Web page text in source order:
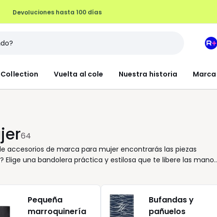
Devoluciones hasta 100 días
Collection Vuelta al cole Nuestra historia
Mi
64
accesorios de marca para mujer encontrarás las piezas
una bandolera práctica y estilosa que te libere las manos
Un bolso beige combina fácilmente con todo y te
tu look sin excesos. Explora una variedad cuidada que
un espacio en tu lista de deseos. Aprovecha nuestras
ahora con una oferta que sí merece la pena. Porque elegir
Pequeña
marroquinería
Bufandas y
pañuelos